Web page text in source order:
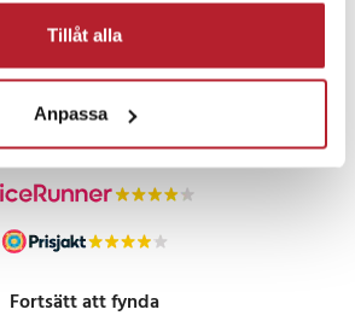
Tillåt alla
Anpassa
PRISGARANTI
Fortsätt att fynda